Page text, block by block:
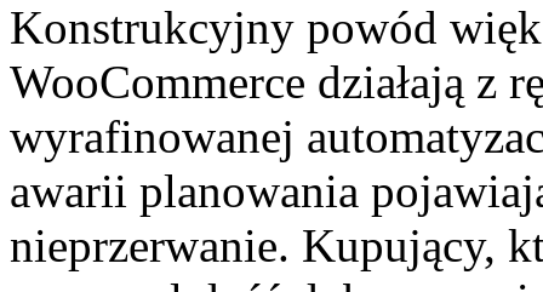
Konstrukcyjny powód
WooCommerce działają z
wyrafinowanej
awarii planowania
nieprzerwanie. Kupujący,